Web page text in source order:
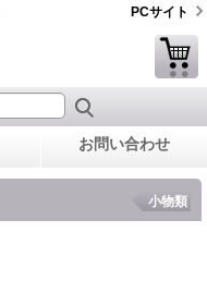
PCサイト
お問い合わせ
小物類